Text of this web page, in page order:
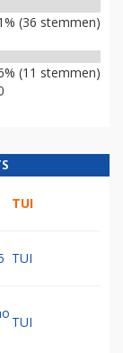
(36 stemmen)
(11 stemmen)
TUI
TUI
TUI